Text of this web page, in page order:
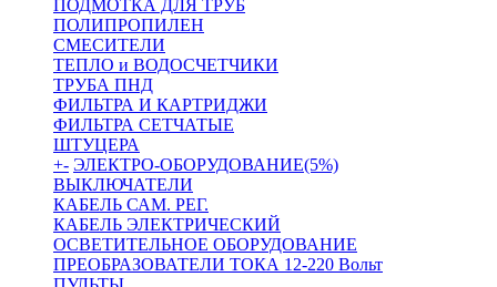
ПОДМОТКА ДЛЯ ТРУБ
ПОЛИПРОПИЛЕН
СМЕСИТЕЛИ
ТЕПЛО и ВОДОСЧЕТЧИКИ
ТРУБА ПНД
ФИЛЬТРА И КАРТРИДЖИ
ФИЛЬТРА СЕТЧАТЫЕ
ШТУЦЕРА
+- ЭЛЕКТРО-ОБОРУДОВАНИЕ(5%)
ВЫКЛЮЧАТЕЛИ
КАБЕЛЬ САМ. РЕГ.
КАБЕЛЬ ЭЛЕКТРИЧЕСКИЙ
ОСВЕТИТЕЛЬНОЕ ОБОРУДОВАНИЕ
ПРЕОБРАЗОВАТЕЛИ ТОКА 12-220 Вольт